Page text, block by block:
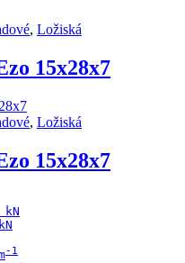
, Ložiská
15x28x7
, Ložiská
15x28x7